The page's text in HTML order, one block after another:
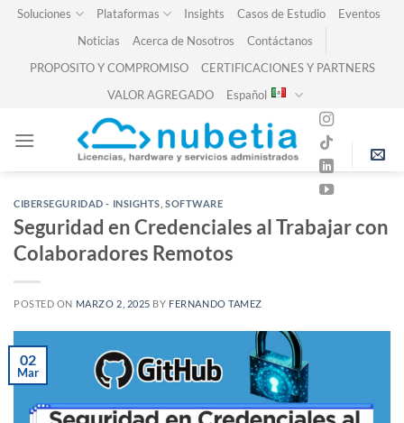
SkipSoluciones Plataformas Insights Casos de Estudio
Eventos
Noticias
Acerca de Nosotros
Contáctanos
PROPOSITO Y COMPROMISO
CERTIFICACIONES Y PARTNERS
VALOR AGREGADO
Español
CIBERSEGURIDAD - INSIGHTS ,SOFTWARE
Seguridad en Credenciales al Trabajar con
Colaboradores Remotos
POSTED ON MARZO 2, 2025 BY FERNANDO TAMEZ
02
Mar